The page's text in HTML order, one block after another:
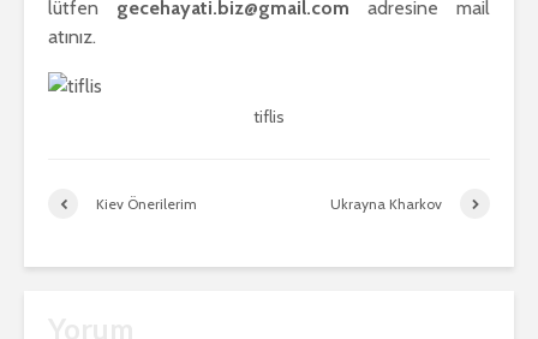
lütfen gecehayati.biz@gmail.com adresine mail
atınız.
tiflis
Kiev Önerilerim Ukrayna Kharkov